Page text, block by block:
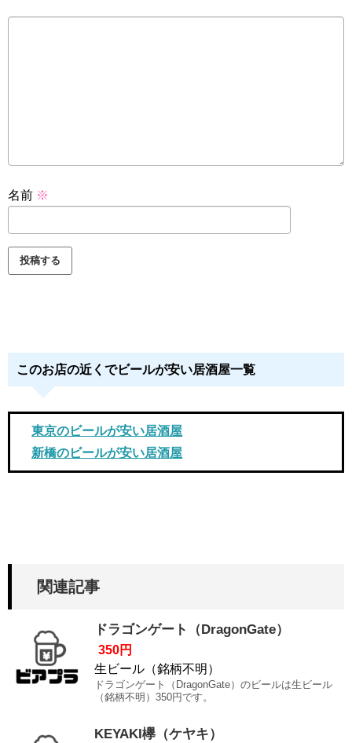
名前 ※
このお店の近くでビールが安い居酒屋一覧
東京のビールが安い居酒屋
新橋のビールが安い居酒屋
関連記事
ドラゴンゲート（DragonGate）
350円
生ビール（銘柄不明）
ドラゴンゲート（DragonGate）のビールは生ビール
（銘柄不明）350円です。
KEYAKI欅（ケヤキ）